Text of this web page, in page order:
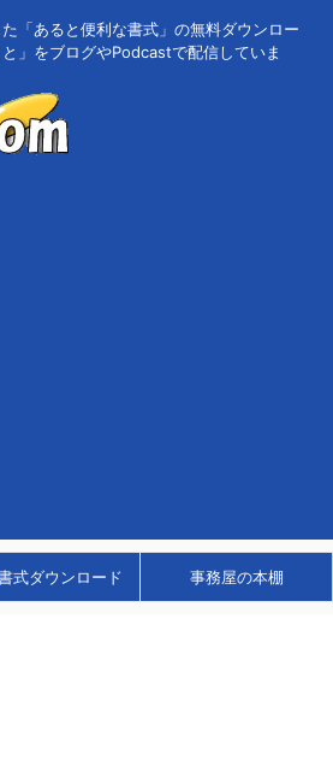
「あると便利な書式」の無料ダウンロー
」をブログやPodcastで配信していま
式ダウンロード 事務屋の本棚